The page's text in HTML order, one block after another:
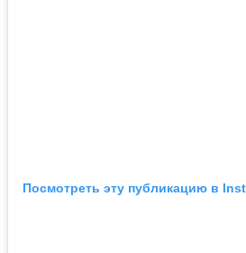
Посмотреть эту публикацию в